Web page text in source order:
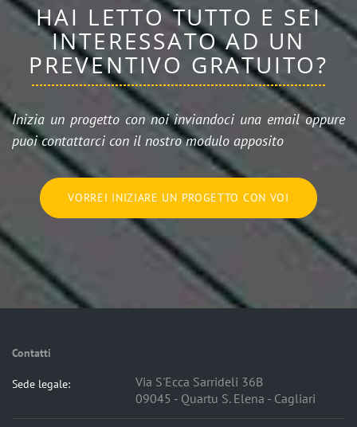
HAI LETTO TUTTO E SEI
INTERESSATO AD UN
PREVENTIVO GRATUITO?
Inizia un progetto con noi inviandoci una email oppure
puoi contattarci con il nostro modulo apposito
VORREI INIZIARE UN PROGETTO CON VOI
Contatti
Sede legale:
Via S'Ecca Sarrideli 36B
09045 - Quartu S. Elena - Cagliari